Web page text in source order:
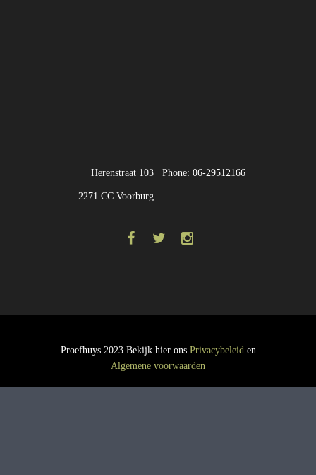
Phone: 06-29512166
Herenstraat 103
2271 CC Voorburg
Proefhuys 2023 Bekijk hier ons Privacybeleid en
Algemene voorwaarden